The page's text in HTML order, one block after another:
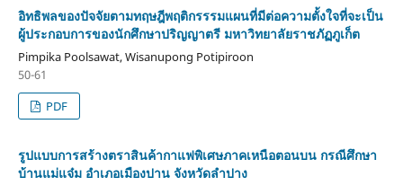
อิทธิพลของปัจจัยตามทฤษฎีพฤติกรรรมแผนที่มีต่อความตั้งใจที่จะเป็น
ผู้ประกอบการของนักศึกษาปริญญาตรี มหาวิทยาลัยราชภัฏภูเก็ต
Pimpika Poolsawat, Wisanupong Potipiroon
50-61
PDF
รูปแบบการสร้างตราสินค้ากาแฟพิเศษภาคเหนือตอนบน กรณีศึกษา
บ้านแม่แจ๋ม อำเภอเมืองปาน จังหวัดลำปาง